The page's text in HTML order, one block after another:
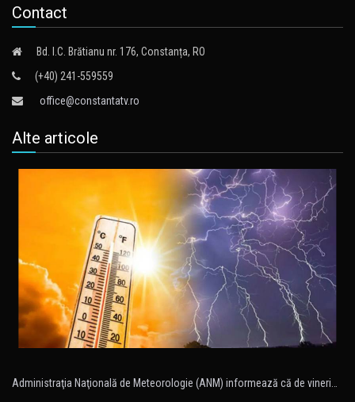
Contact
Bd. I.C. Brătianu nr. 176, Constanța, RO
(+40) 241-559559
office@constantatv.ro
Alte articole
Administraţia Naţională de Meteorologie (ANM) informează că de vineri…